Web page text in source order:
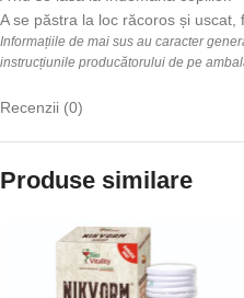
A se păstra la loc răcoros și uscat,
Informațiile de mai sus au caracter
instrucțiunile producătorului de pe
Recenzii (0)
Produse similare